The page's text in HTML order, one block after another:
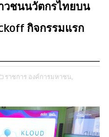
วชนนวัตกรไทยบน
กิจกรรมแรก
ราชการ องค์การมหาชน,